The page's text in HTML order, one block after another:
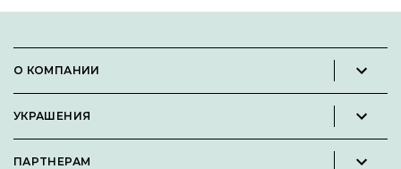
О КОМПАНИИ
Вакансии
УКРАШЕНИЯ
ПАРТНЕРАМ